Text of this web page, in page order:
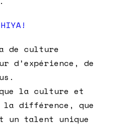
HIYA!
de culture
d’expérience, de
la culture et
la différence, que
un talent unique